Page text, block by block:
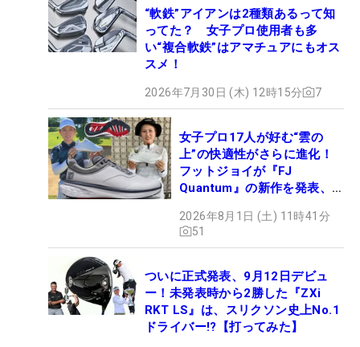
“軟鉄”アイアンは2種類あるって知
ってた？ 女子プロ使用者も多
い“複合軟鉄”はアマチュアにもオス
スメ！
2026年7月30日 (木) 12時15分 7
女子プロ17人が好む“雲の
上”の快適性がさらに進化！
フットジョイが『FJ
Quantum』の新作を発表、8
2026年8月1日 (土) 11時41分
51
ついに正式発表、9月12日デビュ
ー！未発表時から2勝した『ZXi
RKT LS』は、スリクソン史上No.1
ドライバー!?【打ってみた】